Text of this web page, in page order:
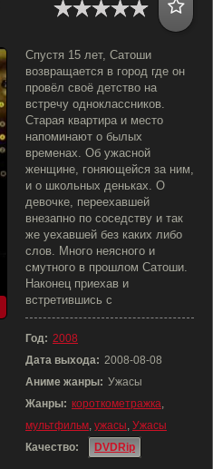
Спустя 15 лет, Сатоши
возвращается в город где он
провёл своё детство на
встречу одноклассников.
Старая квартира и место
напоминают о былых
временах. Об ужасной
женщине, гоняющейся за ним,
и о школьных деньках. О
девочке, переехавшей
внезапно по соседству и так
же уехавшей без каких либо
слов. Много неясного и
смутного в прошлом Сатоши.
Наконец приехав и
встретившись с
Год: 2008
Дата выхода: 2008-08-08
Аниме жанры: Ужасы
Жанры: короткометражка,
мультфильм, ужасы, Ужасы
Качество:
DVDRip